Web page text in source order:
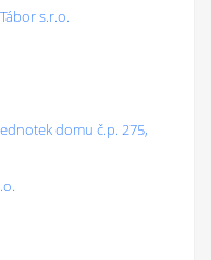
s.r.o.
domu č.p. 275,